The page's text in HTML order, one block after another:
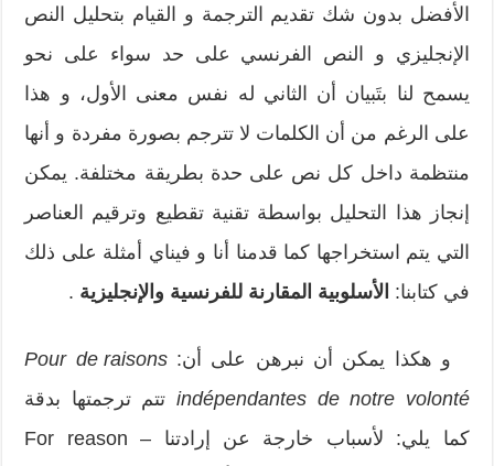
الأفضل بدون شك تقديم الترجمة و القيام بتحليل النص
الإنجليزي و النص الفرنسي على حد سواء على نحو
يسمح لنا بتَبيان أن الثاني له نفس معنى الأول، و هذا
على الرغم من أن الكلمات لا تترجم بصورة مفردة و أنها
منتظمة داخل كل نص على حدة بطريقة مختلفة. يمكن
إنجاز هذا التحليل بواسطة تقنية تقطيع وترقيم العناصر
التي يتم استخراجها كما قدمنا أنا و فيناي أمثلة على ذلك
في كتابنا: الأسلوبية المقارنة للفرنسية والإنجليزية .
و هكذا يمكن أن نبرهن على أن:Pour de raisons
indépendantes de notre volontéتتم ترجمتها بدقة
كما يلي: لأسباب خارجة عن إرادتنا – For reason